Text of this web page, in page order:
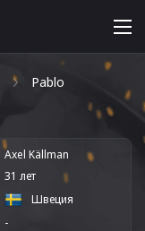
Pablo
Axel Källman
31 лет
Швеция
-